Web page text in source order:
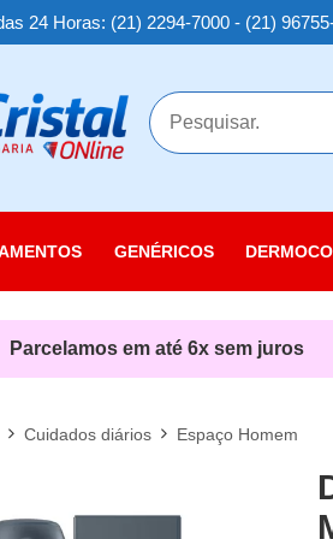
24 Horas: (21) 2294-7000 - (21)
GENÉRICOS
Cuidados
Parcelamos em até 6x sem juros
Cuidados diários Espaço Homem